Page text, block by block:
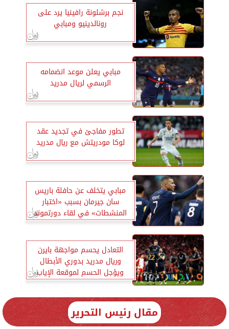
نجم برشلونة رافينيا يرد على
رونالدينيو ومبابي
مبابي يعلن موعد انضمامه
الرسمي لريال مدريد
تطور مفاجئ في تجديد عقد
لوكا مودريتش مع ريال مدريد
مبابي يتخلف عن حافلة باريس
سان جيرمان بسبب «اختبار
المنشطات» في لقاء دورتموند
التعادل يحسم مواجهة بايرن
وريال مدريد بدوري الأبطال
ويؤجل الحسم لموقعة الإياب
مقال رئيس التحرير